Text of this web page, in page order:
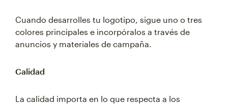
Cuando desarrolles tu logotipo, sigue uno o tres
colores principales e incorpóralos a través de
anuncios y materiales de campaña.
Calidad
La calidad importa en lo que respecta a los